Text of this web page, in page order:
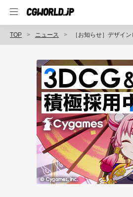
TOP ニュース ［お知らせ］デザインビズの"今"を知る！『CGWORLD